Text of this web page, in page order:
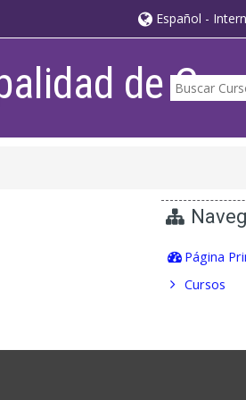
Español -
de
Página
Cursos